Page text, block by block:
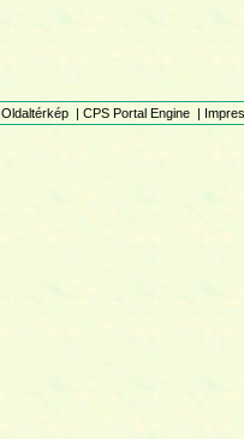
Oldaltérkép | CPS Portal Engine |